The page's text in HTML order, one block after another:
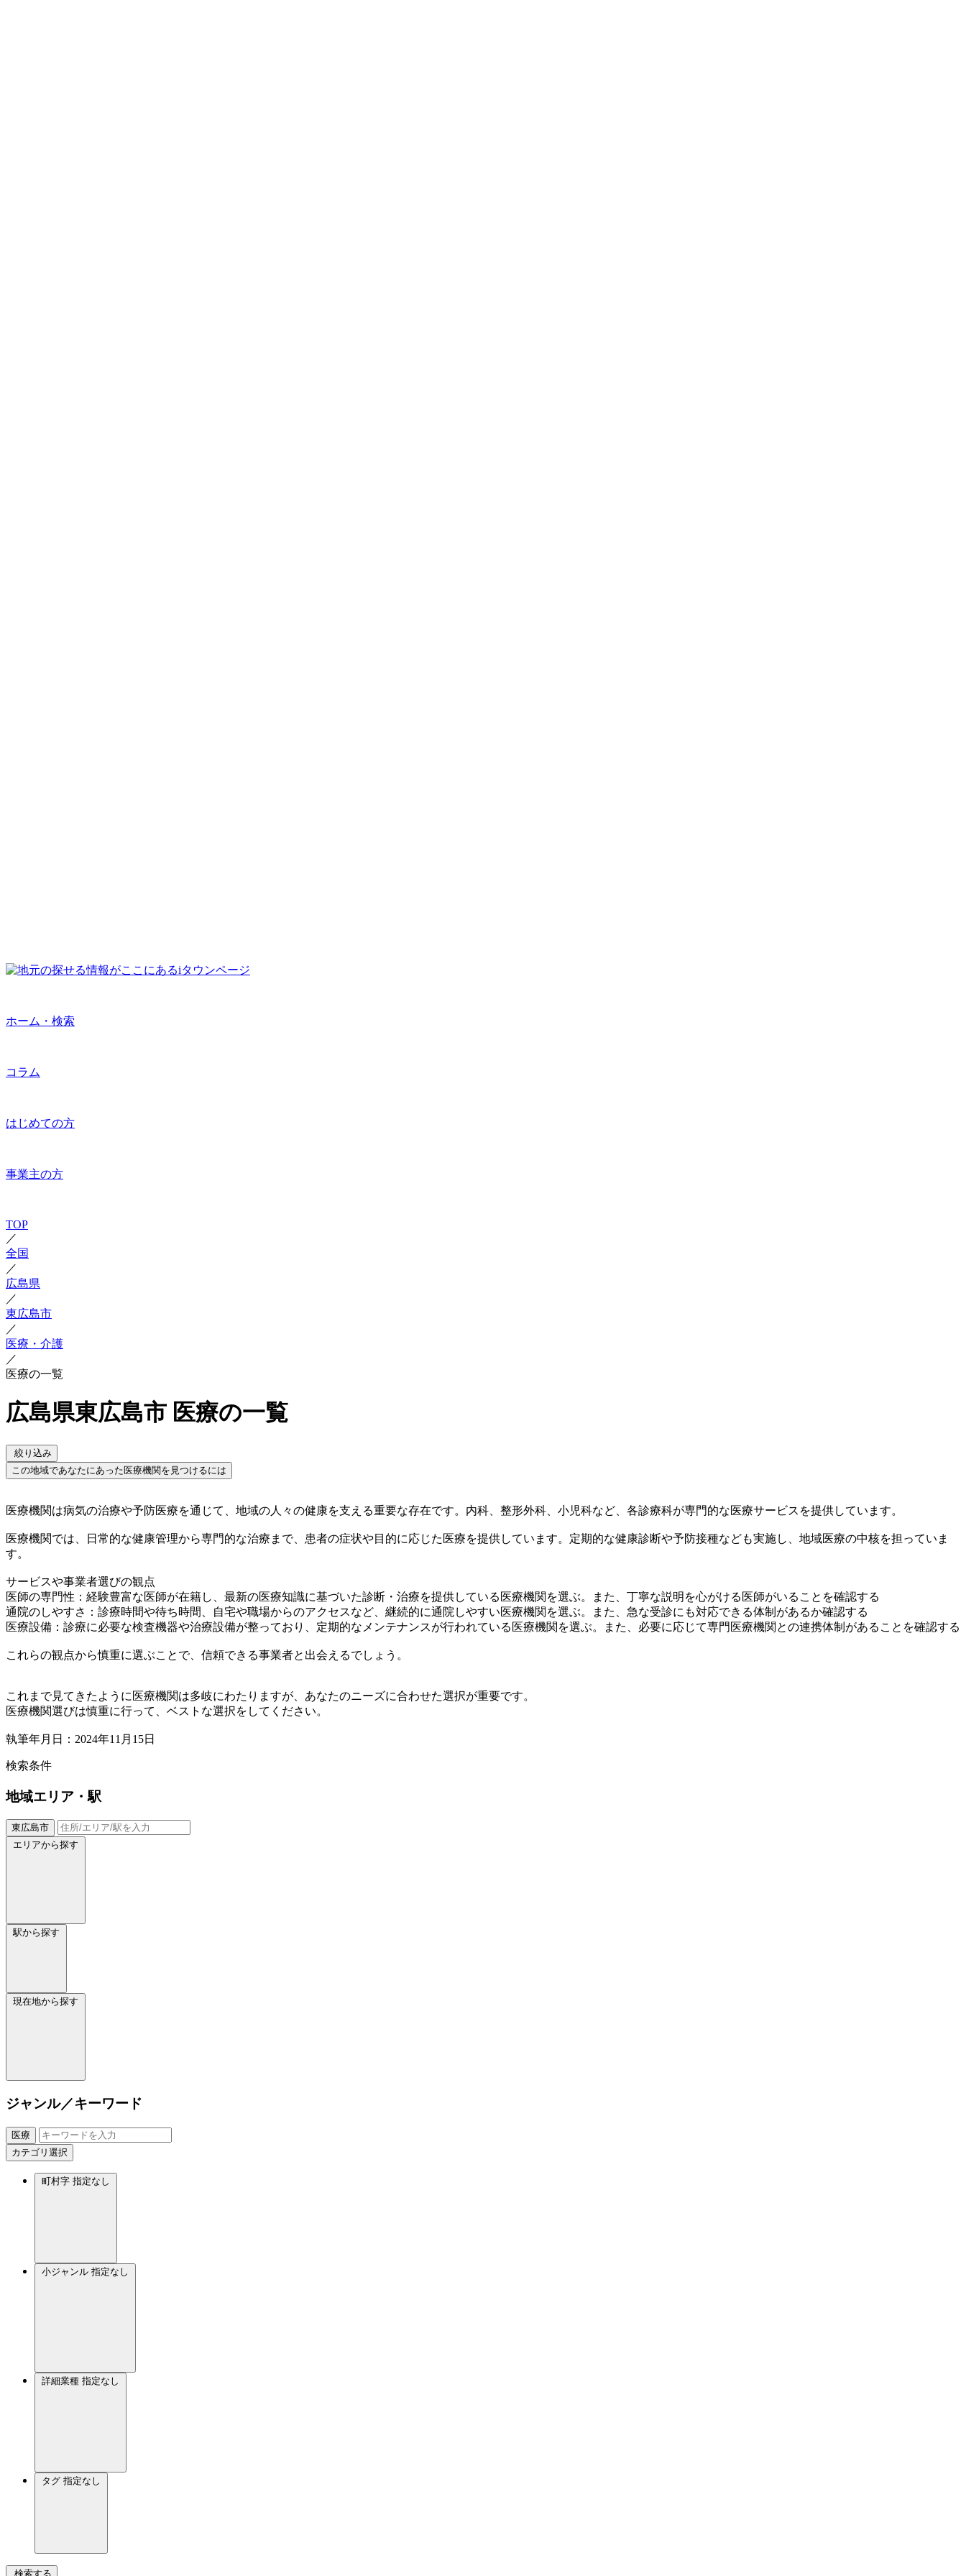
ホーム・検索
コラム
はじめての方
事業主の方
TOP
／
全国
／
広島県
／
東広島市
／
医療・介護
／
医療の一覧
広島県東広島市 医療の一覧
絞り込み
この地域であなたにあった医療機関を見つけるには
医療機関は病気の治療や予防医療を通じて、地域の人々の健康を支える重要な存在です。内科、整形外科、小児科など、各診療科が専門的な医療サービスを提供しています。
医療機関では、日常的な健康管理から専門的な治療まで、患者の症状や目的に応じた医療を提供しています。定期的な健康診断や予防接種なども実施し、地域医療の中核を担っていま
す。
サービスや事業者選びの観点
医師の専門性：経験豊富な医師が在籍し、最新の医療知識に基づいた診断・治療を提供している医療機関を選ぶ。また、丁寧な説明を心がける医師がいることを確認する
通院のしやすさ：診療時間や待ち時間、自宅や職場からのアクセスなど、継続的に通院しやすい医療機関を選ぶ。また、急な受診にも対応できる体制があるか確認する
医療設備：診療に必要な検査機器や治療設備が整っており、定期的なメンテナンスが行われている医療機関を選ぶ。また、必要に応じて専門医療機関との連携体制があることを確認する
これらの観点から慎重に選ぶことで、信頼できる事業者と出会えるでしょう。
これまで見てきたように医療機関は多岐にわたりますが、あなたのニーズに合わせた選択が重要です。
医療機関選びは慎重に行って、ベストな選択をしてください。
執筆年月日：2024年11月15日
検索条件
地域エリア・駅
東広島市
エリアから探す
駅から探す
現在地から探す
ジャンル／キーワード
医療
カテゴリ選択
町村字 指定なし
小ジャンル 指定なし
詳細業種 指定なし
タグ 指定なし
検索する